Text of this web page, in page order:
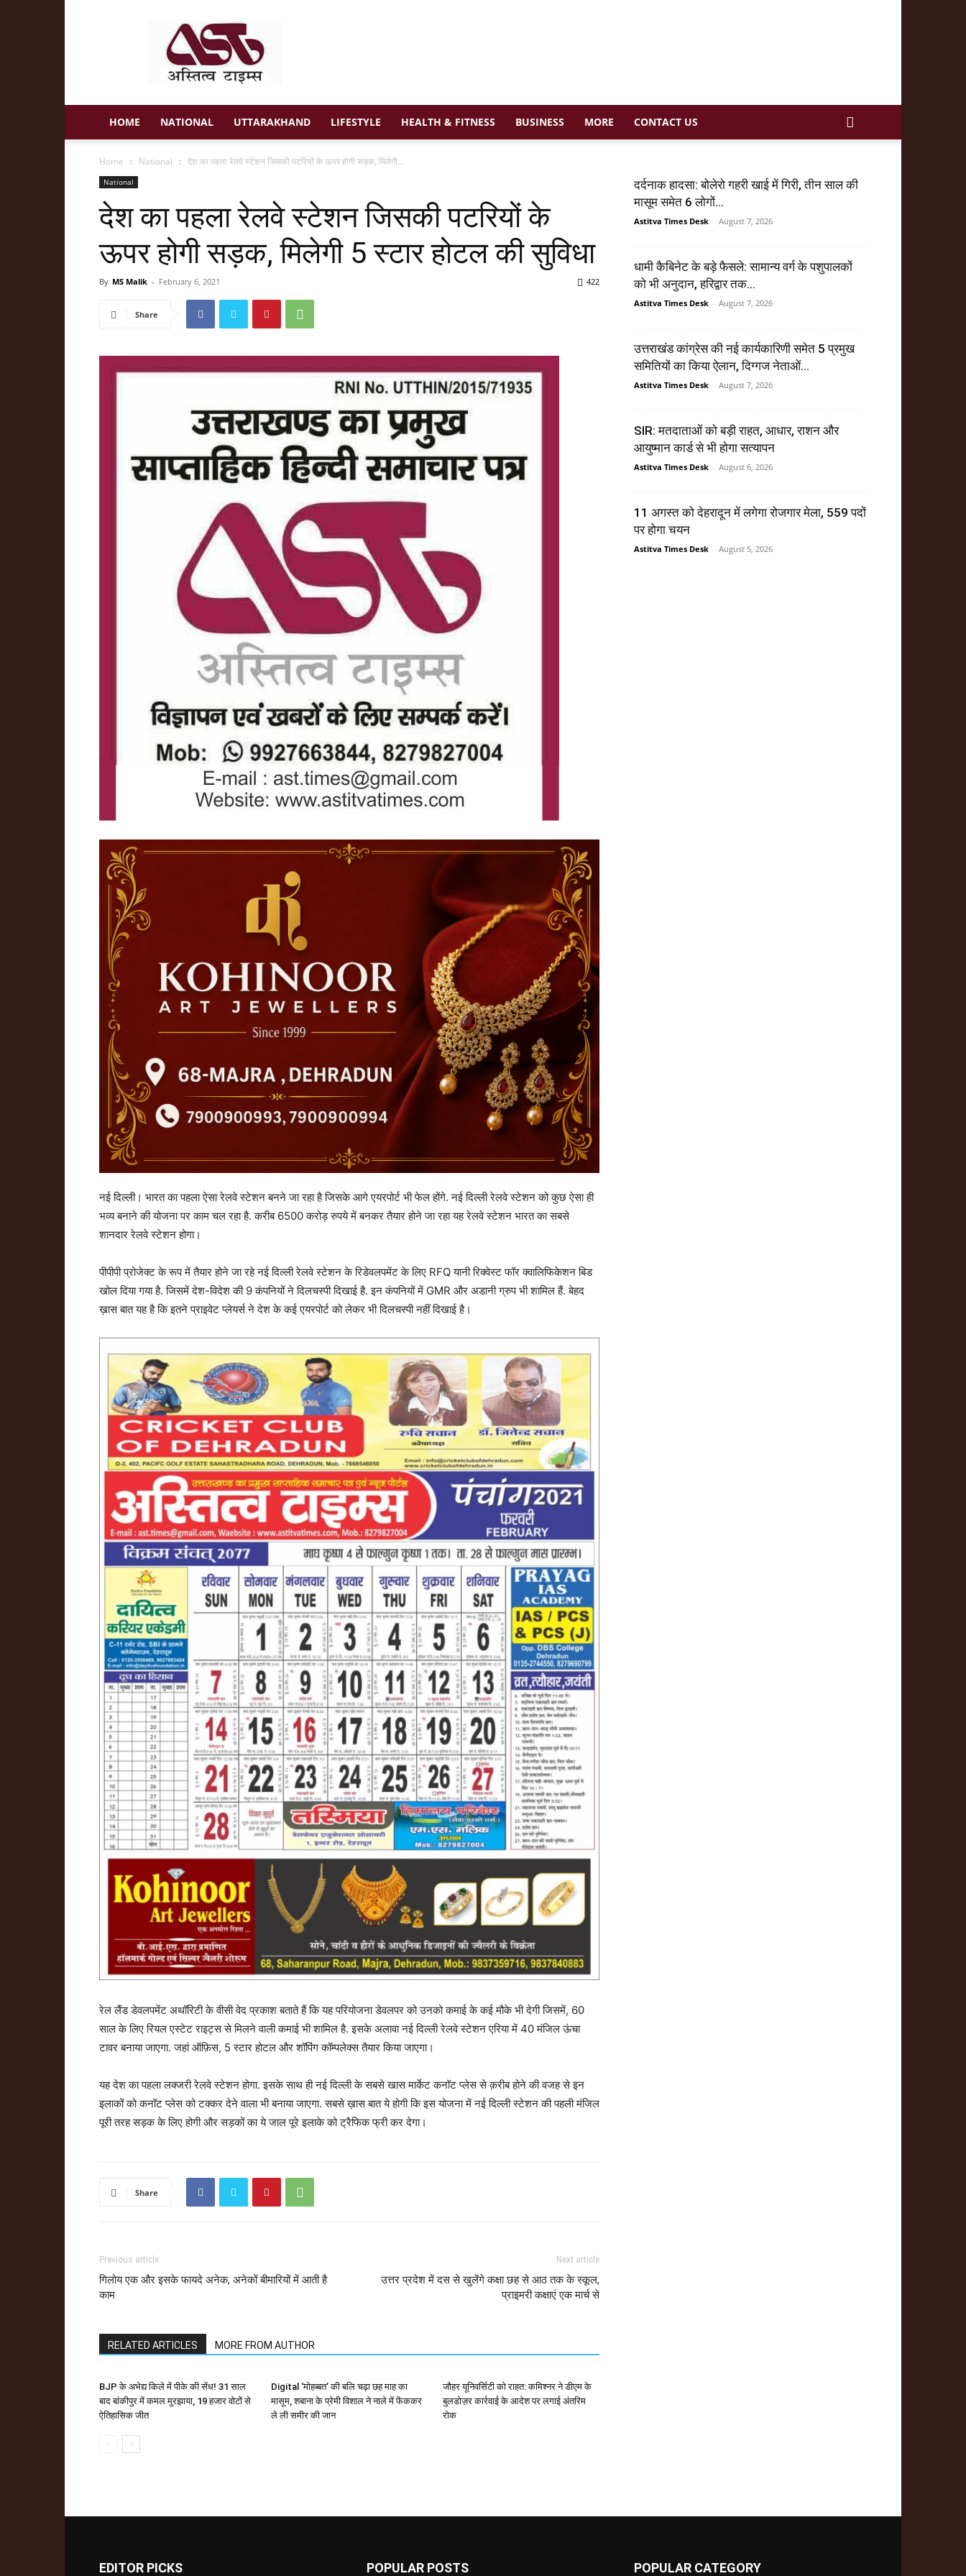
Astitva
Times
HOME NATIONAL UTTARAKHAND LIFESTYLE HEALTH & FITNESS BUSINESS MORE CONTACT US
Home National देश का पहला रेलवे स्‍टेशन जिसकी पटरियों के ऊपर होगी सड़क, मिलेगी...
National
देश का पहला रेलवे स्‍टेशन जिसकी पटरियों के
ऊपर होगी सड़क, मिलेगी 5 स्‍टार होटल की सुविधा
By MS Malik - February 6, 2021 422
Share
नई दिल्ली। भारत का पहला ऐसा रेलवे स्‍टेशन बनने जा रहा है जिसके आगे एयरपोर्ट भी फेल होंगे. नई दिल्‍ली रेलवे स्‍टेशन को कुछ ऐसा ही
भव्‍य बनाने की योजना पर काम चल रहा है. करीब 6500 करोड़ रुपये में बनकर तैयार होने जा रहा यह रेलवे स्‍टेशन भारत का सबसे
शानदार रेलवे स्‍टेशन होगा।
पीपीपी प्रोजेक्‍ट के रूप में तैयार होने जा रहे नई दिल्ली रेलवे स्टेशन के रिडेवलपमेंट के लिए RFQ यानी रिक्वेस्ट फॉर क्वालिफिकेशन बिड
खोल दिया गया है. जिसमें देश-विदेश की 9 कंपनियों ने दिलचस्पी दिखाई है. इन कंपनियों में GMR और अडानी ग्रुप भी शामिल हैं. बेहद
ख़ास बात यह है कि इतने प्राइवेट प्लेयर्स ने देश के कई एयरपोर्ट को लेकर भी दिलचस्पी नहीं दिखाई है।
रेल लैंड डेवलपमेंट अथॉरिटी के वीसी वेद प्रकाश बताते हैं कि यह परियोजना डेवलपर को उनको कमाई के कई मौके भी देगी जिसमें, 60
साल के लिए रियल एस्टेट राइट्स से मिलने वाली कमाई भी शामिल है. इसके अलावा नई दिल्ली रेलवे स्टेशन एरिया में 40 मंजिल ऊंचा
टावर बनाया जाएगा. जहां ऑफ़िस, 5 स्टार होटल और शॉपिंग कॉम्पलेक्स तैयार किया जाएगा।
यह देश का पहला लक्‍जरी रेलवे स्‍टेशन होगा. इसके साथ ही नई दिल्‍ली के सबसे खास मार्केट कनॉट प्लेस से क़रीब होने की वजह से इन
इलाकों को कनॉट प्लेस को टक्कर देने वाला भी बनाया जाएगा. सबसे ख़ास बात ये होगी कि इस योजना में नई दिल्ली स्टेशन की पहली मंजिल
पूरी तरह सड़क के लिए होगी और सड़कों का ये जाल पूरे इलाके को ट्रैफिक फ्री कर देगा।
Share
Previous article
गिलोय एक और इसके फायदे अनेक, अनेकों बीमारियों में आती है
काम
Next article
उत्तर प्रदेश में दस से खुलेंगे कक्षा छह से आठ तक के स्कूल,
प्राइमरी कक्षाएं एक मार्च से
RELATED ARTICLES MORE FROM AUTHOR
BJP के अभेद्य किले में पीके की सेंध! 31 साल
बाद बांकीपुर में कमल मुरझाया, 19 हजार वोटों से
ऐतिहासिक जीत
Digital ‘मोहब्बत’ की बलि चढ़ा छह माह का
मासूम, शबाना के प्रेमी विशाल ने नाले में फेंककर
ले ली समीर की जान
जौहर यूनिवर्सिटी को राहत: कमिश्नर ने डीएम के
बुलडोज़र कार्रवाई के आदेश पर लगाई अंतरिम
रोक
दर्दनाक हादसा: बोलेरो गहरी खाई में गिरी, तीन साल की
मासूम समेत 6 लोगों...
Astitva Times Desk - August 7, 2026
धामी कैबिनेट के बड़े फैसले: सामान्य वर्ग के पशुपालकों
को भी अनुदान, हरिद्वार तक...
Astitva Times Desk - August 7, 2026
उत्तराखंड कांग्रेस की नई कार्यकारिणी समेत 5 प्रमुख
समितियों का किया ऐलान, दिग्गज नेताओं...
Astitva Times Desk - August 7, 2026
SIR: मतदाताओं को बड़ी राहत, आधार, राशन और
आयुष्मान कार्ड से भी होगा सत्यापन
Astitva Times Desk - August 6, 2026
11 अगस्त को देहरादून में लगेगा रोजगार मेला, 559 पदों
पर होगा चयन
Astitva Times Desk - August 5, 2026
EDITOR PICKS POPULAR POSTS POPULAR CATEGORY